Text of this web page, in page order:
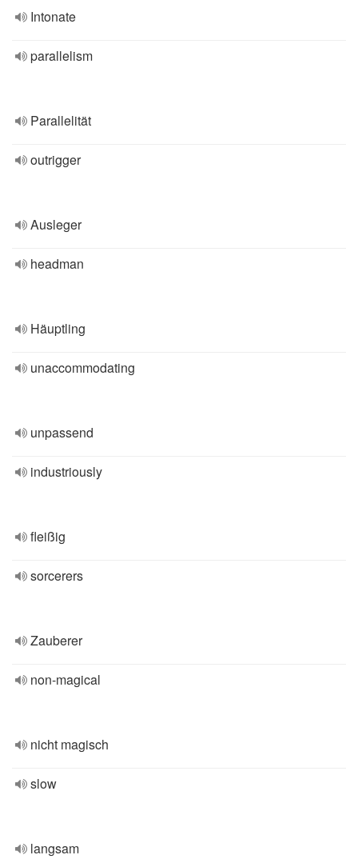
Intonate
parallelism
Parallelität
outrigger
Ausleger
headman
Häuptling
unaccommodating
unpassend
industriously
fleißig
sorcerers
Zauberer
non-magical
nicht magisch
slow
langsam